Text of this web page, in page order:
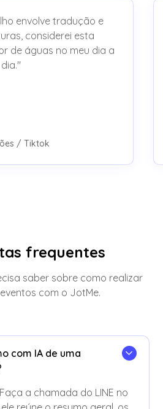
envolve tradução e
considerei esta
de águas no meu dia a
dia."
/ Tiktok
frequentes
saber sobre como realizar
com o JotMe.
com IA de uma
a chamada do LINE no